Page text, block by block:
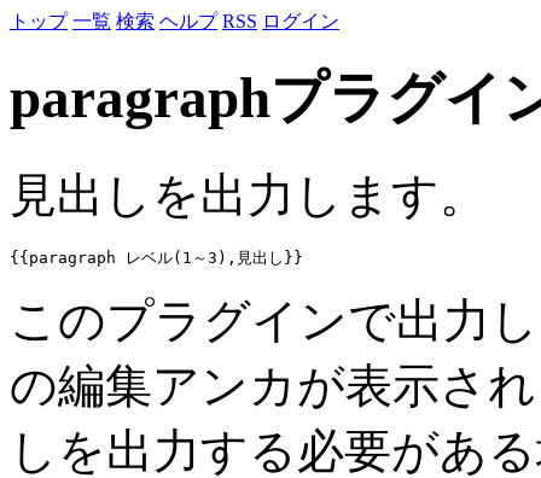
トップ 一覧 検索 ヘルプ RSS ログイン
paragraphプラグイ
見出しを出力します。
このプラグインで出力
の編集アンカが表示さ
しを出力する必要があ